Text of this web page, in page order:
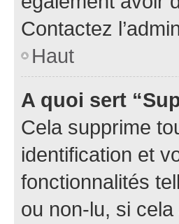
Contactez
Haut
A quoi sert
Cela supprime
identification et
fonctionnalités
ou non-lu, si